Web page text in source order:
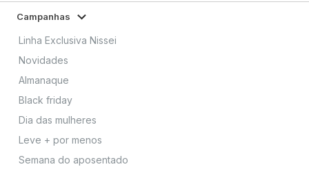
Campanhas
Linha Exclusiva Nissei
Novidades
Almanaque
Black friday
Dia das mulheres
Leve + por menos
Semana do aposentado